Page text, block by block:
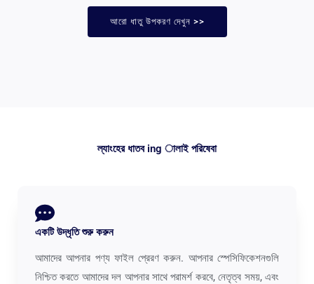
আরো ধাতু উপকরণ দেখুন >>
ল্যাংহের ধাতব ing ালাই পরিষেবা
একটি উদ্ধৃতি শুরু করুন
আমাদের আপনার পণ্য ফাইল প্রেরণ করুন. আপনার স্পেসিফিকেশনগুলি
নিশ্চিত করতে আমাদের দল আপনার সাথে পরামর্শ করবে, নেতৃত্ব সময়, এবং